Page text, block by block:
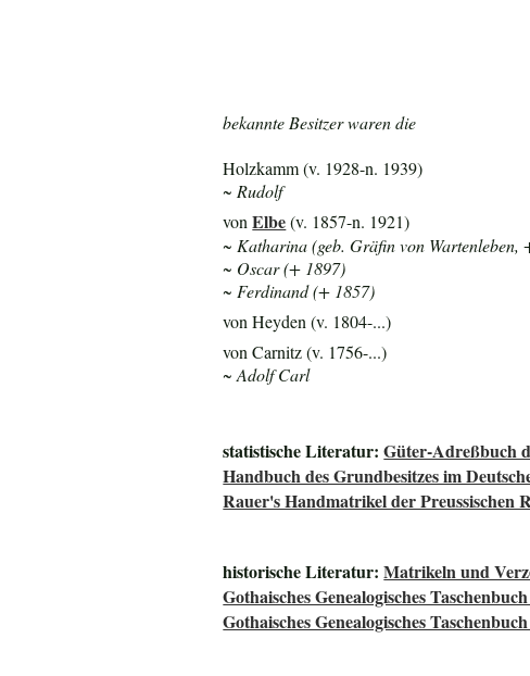
bekannte Besitzer waren die
Holzkamm (v. 1928-n. 1939)
~ Rudolf
vonElbe(v. 1857-n. 1921)
~ Katharina (geb. Gräfin von Wartenleben,
~ Oscar (+ 1897)
~ Ferdinand (+ 1857)
von Heyden (v. 1804-...)
von Carnitz (v. 1756-...)
~ Adolf Carl
statistische Literatur:Güter-Adreßbuch
Handbuch des Grundbesitzes im
Rauer's Handmatrikel der Preussischen
historische Literatur:Matrikeln und
Gothaisches Genealogisches
Gothaisches Genealogisches